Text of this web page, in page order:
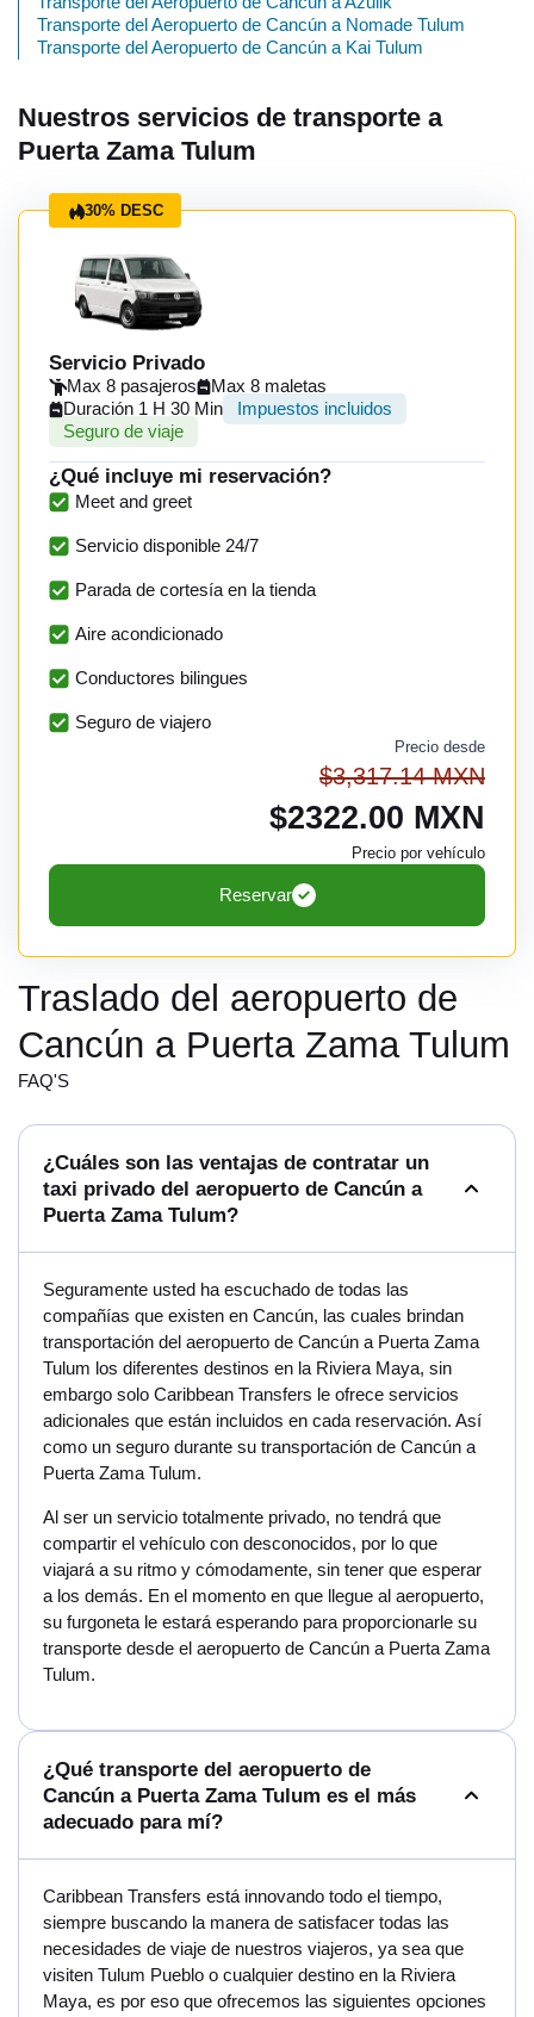
Transporte del Aeropuerto de Cancún a Nomade Tulum
Transporte del Aeropuerto de Cancún a Kai Tulum
Nuestros servicios de transporte a
Puerta Zama Tulum
30% DESC
Servicio Privado
Max 8 pasajeros
Max 8 maletas
Duración 1 H 30 Min
Impuestos incluidos
Seguro de viaje
¿Qué incluye mi reservación?
Meet and greet
Servicio disponible 24/7
Parada de cortesía en la tienda
Aire acondicionado
Conductores bilingues
Seguro de viajero
Precio desde
$3,317.14 MXN
$2322.00 MXN
Precio por vehículo
Reservar
Traslado del aeropuerto de
Cancún a Puerta Zama Tulum
FAQ'S
¿Cuáles son las ventajas de contratar un
taxi privado del aeropuerto de Cancún a
Puerta Zama Tulum?
Seguramente usted ha escuchado de todas las
compañías que existen en Cancún, las cuales brindan
transportación del aeropuerto de Cancún a Puerta Zama
Tulum los diferentes destinos en la Riviera Maya, sin
embargo solo Caribbean Transfers le ofrece servicios
adicionales que están incluidos en cada reservación. Así
como un seguro durante su transportación de Cancún a
Puerta Zama Tulum.
Al ser un servicio totalmente privado, no tendrá que
compartir el vehículo con desconocidos, por lo que
viajará a su ritmo y cómodamente, sin tener que esperar
a los demás. En el momento en que llegue al aeropuerto,
su furgoneta le estará esperando para proporcionarle su
transporte desde el aeropuerto de Cancún a Puerta Zama
Tulum.
¿Qué transporte del aeropuerto de
Cancún a Puerta Zama Tulum es el más
adecuado para mí?
Caribbean Transfers está innovando todo el tiempo,
siempre buscando la manera de satisfacer todas las
necesidades de viaje de nuestros viajeros, ya sea que
visiten Tulum Pueblo o cualquier destino en la Riviera
Maya, es por eso que ofrecemos las siguientes opciones